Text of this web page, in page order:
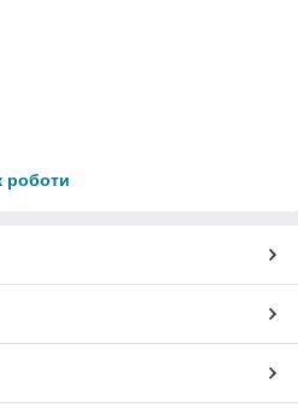
роботи